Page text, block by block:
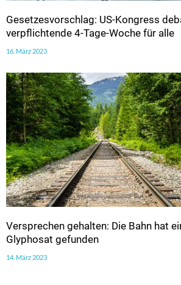
Gesetzesvorschlag: US-Kongress
verpflichtende 4-Tage-Woche für alle
16. März 2023
Versprechen gehalten: Die Bahn hat
Glyphosat gefunden
14. März 2023